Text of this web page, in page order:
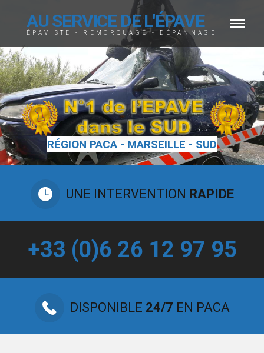
AU SERVICE DE L'ÉPAVE
ÉPAVISTE - REMORQUAGE - DÉPANNAGE
PROFESSIONNEL DU REMORQUAGE
24/7
UNE INTERVENTION RAPIDE
+33 (0)6 26 12 97 95
DISPONIBLE 24/7 EN PACA